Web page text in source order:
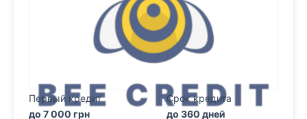
Первый кредит
до 7 000 грн
Срок кредита
до 360 дней